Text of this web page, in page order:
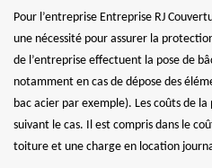
Pour l’entreprise Entreprise RJ
une nécessité pour assurer la
de l’entreprise effectuent la pose de
notamment en cas de dépose des
bac acier par exemple). Les coûts de
suivant le cas. Il est compris dans le
toiture et une charge en location